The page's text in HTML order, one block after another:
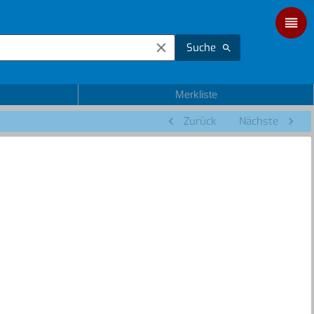
Suche
Merkliste
Zurück Nächste